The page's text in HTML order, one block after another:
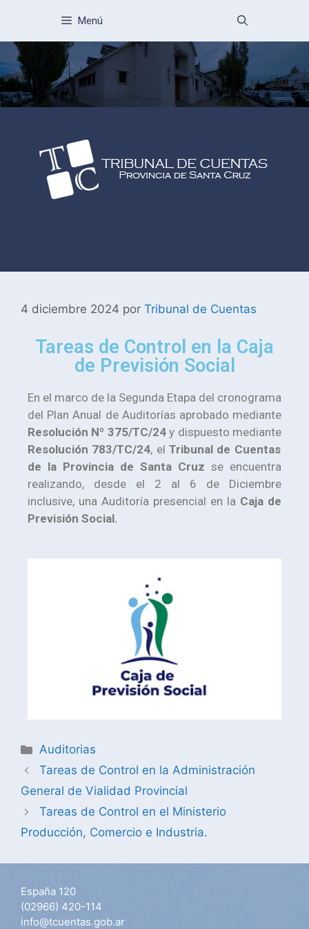
Menú
4 diciembre 2024 por Tribunal de Cuentas
Tareas de Control en la Caja
de Previsión Social
En el marco de la Segunda Etapa del cronograma
del Plan Anual de Auditorías aprobado mediante
Resolución Nº 375/TC/24y dispuesto mediante
Resolución 783/TC/24, elTribunal de Cuentas
de la Provincia de Santa Cruz se encuentra
realizando, desde el 2 al 6 de Diciembre
inclusive, una Auditoría presencial en la Caja de
Previsión Social.
Auditorias
Tareas de Control en la Administración
General de Vialidad Provincial
Tareas de Control en el Ministerio
Producción, Comercio e Industria.
España 120
(02966) 420-114
info@tcuentas.gob.ar